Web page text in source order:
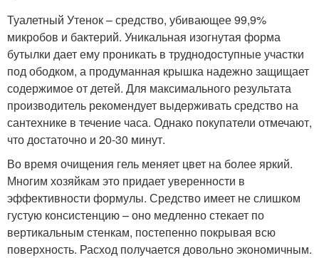
Туалетный Утенок – средство, убивающее 99,9%
микробов и бактерий. Уникальная изогнутая форма
бутылки дает ему проникать в труднодоступные участки
под ободком, а продуманная крышка надежно защищает
содержимое от детей. Для максимального результата
производитель рекомендует выдерживать средство на
сантехнике в течение часа. Однако покупатели отмечают,
что достаточно и 20-30 минут.
Во время очищения гель меняет цвет на более яркий.
Многим хозяйкам это придает уверенности в
эффективности формулы. Средство имеет не слишком
густую консистенцию – оно медленно стекает по
вертикальным стенкам, постепенно покрывая всю
поверхность. Расход получается довольно экономичным.